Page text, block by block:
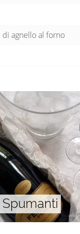
agnello al forno
Spumanti